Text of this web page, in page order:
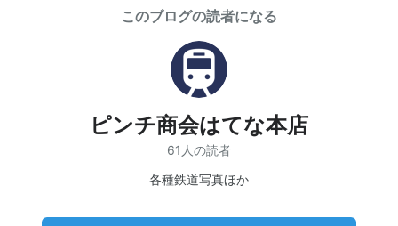
このブログの読者になる
ピンチ商会はてな本店
61人の読者
各種鉄道写真ほか